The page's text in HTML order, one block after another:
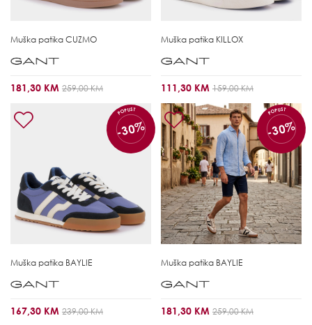
Muška patika CUZMO
181,30 KM 259,00 KM
Muška patika KILLOX
111,30 KM 159,00 KM
POPUST
-30%
Muška patika BAYLIE
167,30 KM 239,00 KM
POPUST
-30%
Muška patika BAYLIE
181,30 KM 259,00 KM